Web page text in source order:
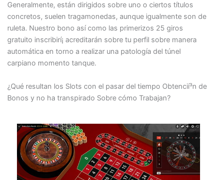
Generalmente, están dirigidos sobre uno o ciertos títulos
concretos, suelen tragamonedas, aunque igualmente son de
ruleta. Nuestro bono así­ como las primerizos 25 giros
gratuito inscribirí¡ acreditarán sobre tu perfil sobre manera
automática en torno a realizar una patologí­a del túnel
carpiano momento tanque.
¿Qué resultan los Slots con el pasar del tiempo Obtencií³n de
Bonos y no ha transpirado Sobre cómo Trabajan?